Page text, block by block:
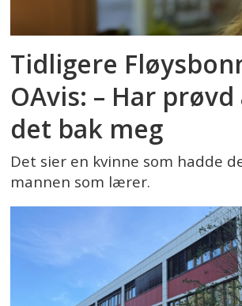
Tidligere
OAvis: – Har prøvd
det bak meg
Det sier en kvinne som hadde
mannen som lærer.